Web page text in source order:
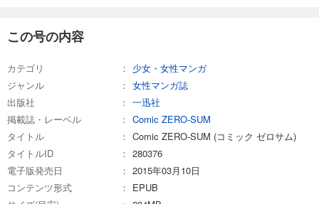
509
あらすじを表示する
カート
あらすじを表示する
この号の内容
カテゴリ
少女・女性マンガ
ジャンル
女性マンガ誌
出版社
一迅社
掲載誌・レーベル
Comic ZERO-SUM
タイトル
Comic ZERO-SUM (コミック ゼロサム)
タイトルID
280376
電子版発売日
2015年03月10日
コンテンツ形式
EPUB